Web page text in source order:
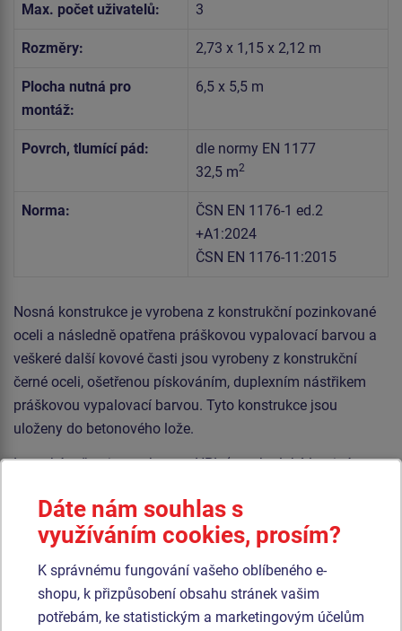
Max. počet uživatelů: 3
Rozměry: 2,73 x 1,15 x 2,12 m
Plocha nutná pro
montáž:
6,5 x 5,5 m
Povrch, tlumící pád:
dle normy EN 1177
32,5 m2
Norma:
ČSN EN 1176-1 ed.2
+A1:2024
ČSN EN 1176-11:2015
Nosná konstrukce je vyrobena z konstrukční pozinkované
oceli a následně opatřena práškovou vypalovací barvou a
veškeré další kovové časti jsou vyrobeny z konstrukční
černé oceli, ošetřenou pískováním, duplexním nástřikem
práškovou vypalovací barvou. Tyto konstrukce jsou
uloženy do betonového lože.
Lezecká stěna je vyrobena z HPL (vysokotlaký laminát
barevnou stálostí, odolností proti poškrábání a odolností
proti vodě). Horolezecké chyty jsou vyrobeny z polyesteru,
povrch pro kůži na rukou. Veškerý spojovací materiál je
pozinkovaný nebo nerezový.
Dáte nám souhlas s
využíváním cookies, prosím?
K správnému fungování vašeho oblíbeného e-
shopu, k přizpůsobení obsahu stránek vašim
potřebám, ke statistickým a marketingovým účelům